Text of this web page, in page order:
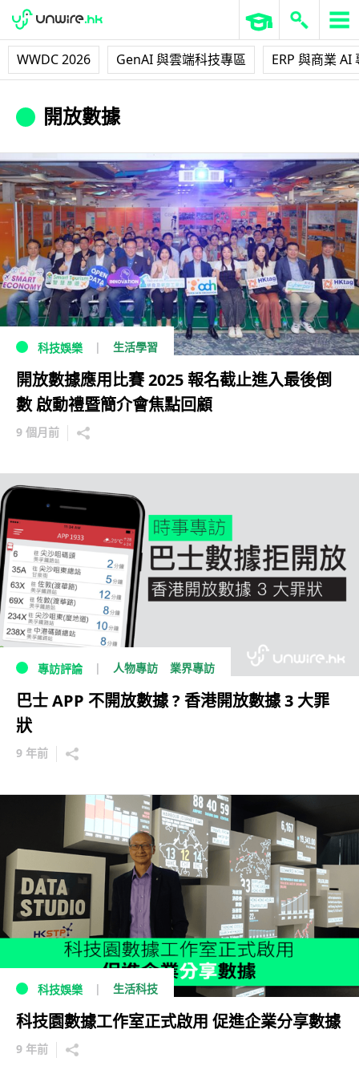
WWDC 2026 GenAI 與雲端科技專區 ERP 與商業 AI
開放數據
科技娛樂 生活學習
開放數據應用比賽 2025 報名截止進入最後倒
數 啟動禮暨簡介會焦點回顧
9 個月前
專訪評論 人物專訪 業界專訪
巴士 APP 不開放數據 ? 香港開放數據 3 大罪
狀
9 年前
科技娛樂 生活科技
科技園數據工作室正式啟用 促進企業分享數據
9 年前